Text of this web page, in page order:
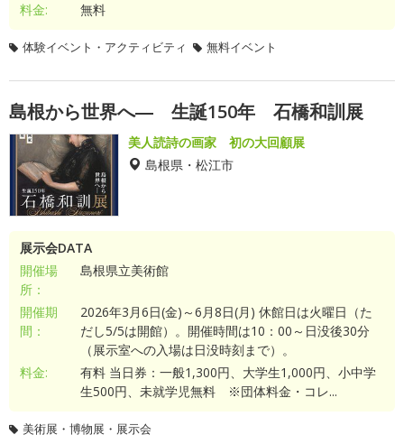
料金:
無料
体験イベント・アクティビティ 無料イベント
島根から世界へ― 生誕150年 石橋和訓展
美人読詩の画家 初の大回顧展
島根県・松江市
展示会DATA
開催場
所：
島根県立美術館
開催期
間：
2026年3月6日(金)～6月8日(月) 休館日は火曜日（た
だし5/5は開館）。開催時間は10：00～日没後30分
（展示室への入場は日没時刻まで）。
料金:
有料 当日券：一般1,300円、大学生1,000円、小中学
生500円、未就学児無料 ※団体料金・コレ...
美術展・博物展・展示会